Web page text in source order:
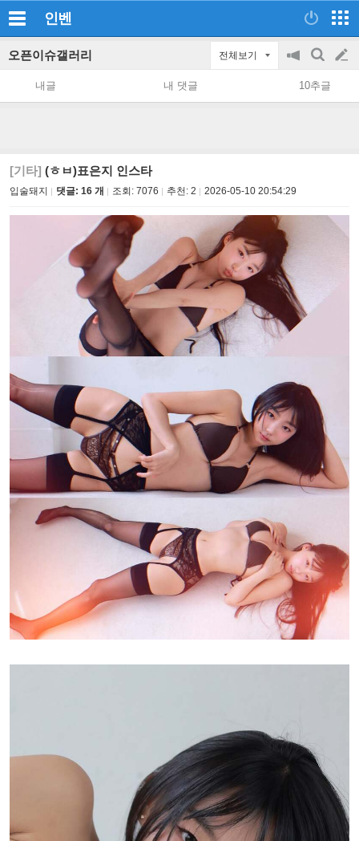
인벤
오픈이슈갤러리 전체보기
공
지
on/off
검
색
글
쓰
내글 내 댓글 10추글
[기타] (ㅎㅂ)표은지 인스타
입술돼지 댓글: 16 개 조회: 7076 추천: 2 2026-05-10 20:54:29